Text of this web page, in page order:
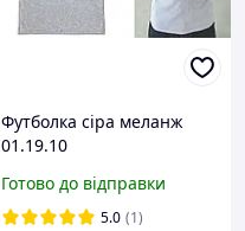
Футболка сіра меланж
01.19.10
Готово до відправки
5.0 (1)